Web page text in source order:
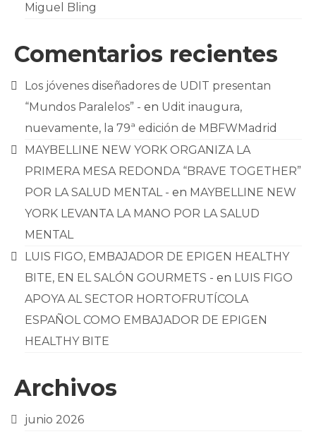
Miguel Bling
Comentarios recientes
Los jóvenes diseñadores de UDIT presentan
“Mundos Paralelos” - en Udit inaugura,
nuevamente, la 79ª edición de MBFWMadrid
MAYBELLINE NEW YORK ORGANIZA LA
PRIMERA MESA REDONDA “BRAVE TOGETHER”
POR LA SALUD MENTAL - en MAYBELLINE NEW
YORK LEVANTA LA MANO POR LA SALUD
MENTAL
LUIS FIGO, EMBAJADOR DE EPIGEN HEALTHY
BITE, EN EL SALÓN GOURMETS - en LUIS FIGO
APOYA AL SECTOR HORTOFRUTÍCOLA
ESPAÑOL COMO EMBAJADOR DE EPIGEN
HEALTHY BITE
Archivos
junio 2026